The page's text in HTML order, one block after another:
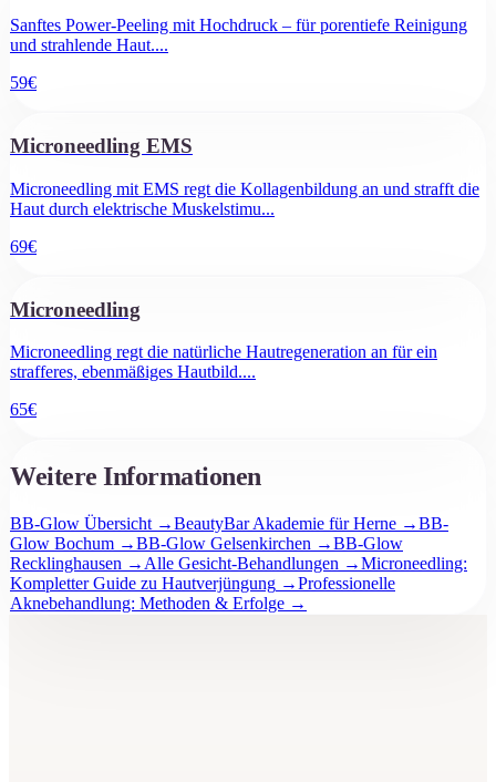
Sanftes Power-Peeling mit Hochdruck – für porentiefe Reinigung
und strahlende Haut....
59€
Microneedling EMS
Microneedling mit EMS regt die Kollagenbildung an und strafft die
Haut durch elektrische Muskelstimu...
69€
Microneedling
Microneedling regt die natürliche Hautregeneration an für ein
strafferes, ebenmäßiges Hautbild....
65€
Weitere Informationen
BB-Glow Übersicht →BeautyBar Akademie für Herne →BB-
Glow Bochum →BB-Glow Gelsenkirchen →BB-Glow
Recklinghausen → Alle Gesicht-Behandlungen →Microneedling:
Kompletter Guide zu Hautverjüngung →Professionelle
Aknebehandlung: Methoden & Erfolge →